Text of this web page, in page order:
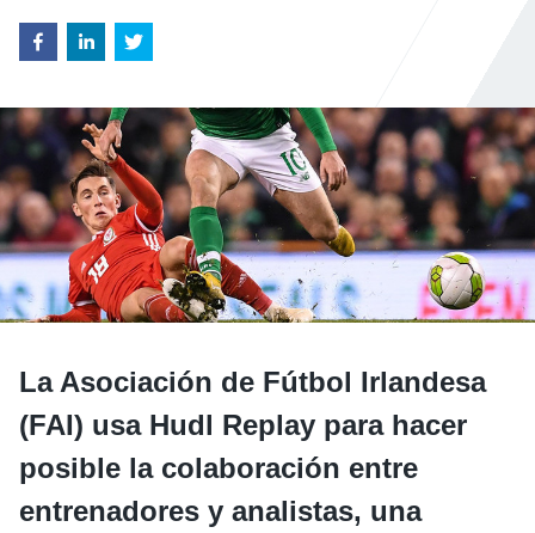
La Asociación de Fútbol Irlandesa
(FAI) usa Hudl Replay para hacer
posible la colaboración entre
entrenadores y analistas, una